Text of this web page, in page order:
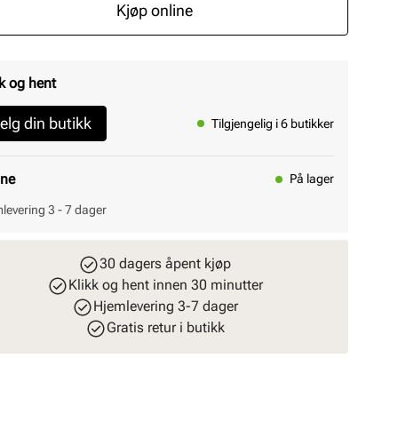
Kjøp online
og hent
din butikk Tilgjengelig i 6 butikker
På lager
3 - 7 dager
30 dagers åpent kjøp
Klikk og hent innen 30 minutter
Hjemlevering 3-7 dager
Gratis retur i butikk